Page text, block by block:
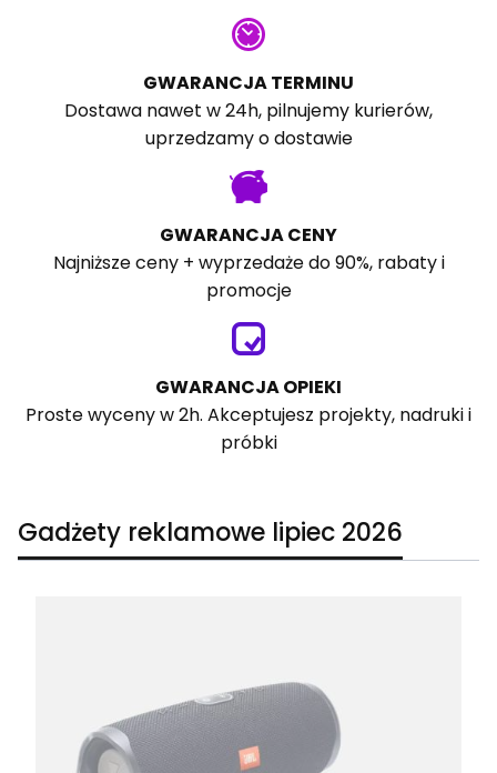
GWARANCJA TERMINU
Dostawa nawet w 24h, pilnujemy kurierów,
uprzedzamy o dostawie
GWARANCJA CENY
Najniższe ceny + wyprzedaże do 90%, rabaty i
promocje
GWARANCJA OPIEKI
Proste wyceny w 2h. Akceptujesz projekty, nadruki i
próbki
Gadżety reklamowe lipiec 2026